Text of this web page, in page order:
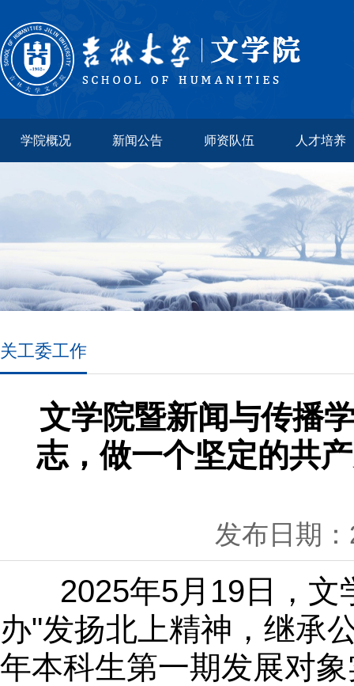
学院概况 新闻公告 师资队伍 人才培养
关工委工作
文学院暨新闻与传播
志，做一个坚定的共
发布日期
2025年5月19日，文
办"发扬北上精神，继承
年本科生第一期发展对